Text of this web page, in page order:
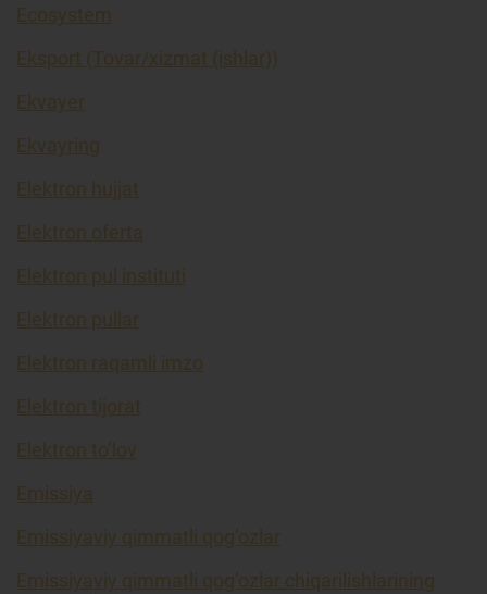
Ecosystem
Eksport (Tovar/xizmat (ishlar))
Ekvayer
Ekvayring
Elektron hujjat
Elektron oferta
Elektron pul instituti
Elektron pullar
Elektron raqamli imzo
Elektron tijorat
Elektron to’lov
Emissiya
Emissiyaviy qimmatli qog’ozlar
Emissiyaviy qimmatli qog’ozlar chiqarilishlarining